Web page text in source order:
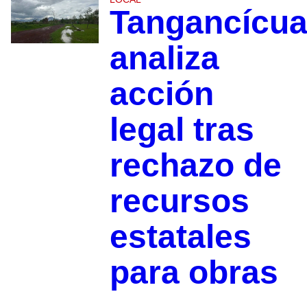
analiza
acción
legal tras
rechazo de
recursos
estatales
para obras